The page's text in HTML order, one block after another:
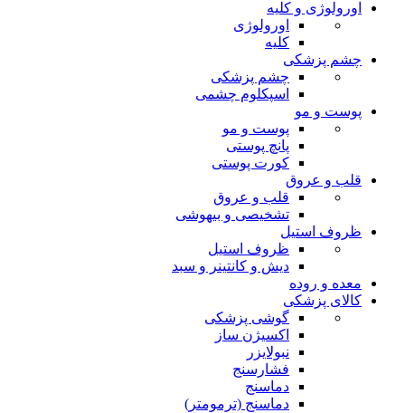
اورولوژی و کلیه
اورولوژی
کلیه
چشم پزشکی
چشم پزشکی
اسپکلوم چشمی
پوست و مو
پوست و مو
پانچ پوستی
کورت پوستی
قلب و عروق
قلب و عروق
تشخیصی و بیهوشی
ظروف استیل
ظروف استیل
دیش و کانتینر و سبد
معده و روده
کالای پزشکی
گوشی پزشکی
اکسیژن ساز
نبولایزر
فشارسنج
دماسنج
دماسنج (ترمومتر)